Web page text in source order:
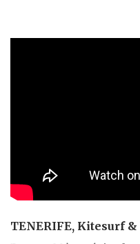
TENERIFE, Kitesurf